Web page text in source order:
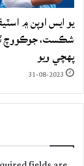
يو ايس اوپن ۾
شڪست، جوڪووچ
پهچي ويو
31-08-2023